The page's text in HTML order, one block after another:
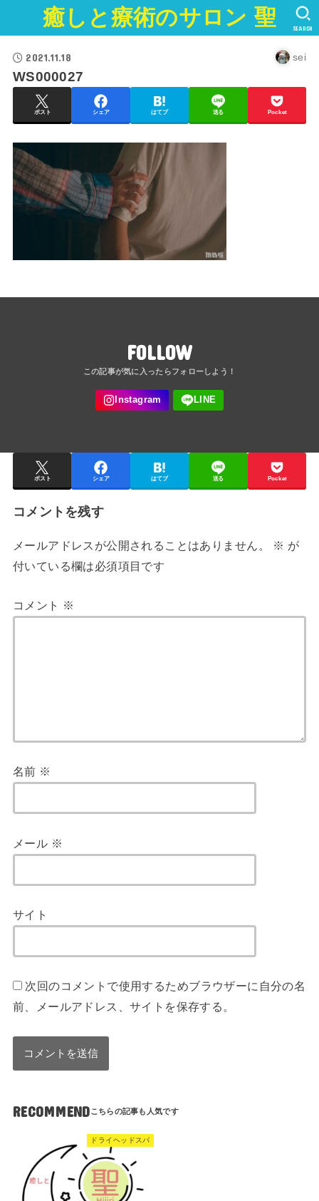
癒しと療術のサロン 聖 SEARCH
2021.11.18 sei
WS000027
ポスト シェア はてブ 送る Pocket
FOLLOW
ポスト シェア はてブ 送る Pocket
コメントを残す
メールアドレスが公開されることはありません。 ※ が
付いている欄は必須項目です
コメント ※
名前 ※
メール ※
サイト
次回のコメントで使用するためブラウザーに自分の名
前、メールアドレス、サイトを保存する。
RECOMMEND
ドライヘッドスパ